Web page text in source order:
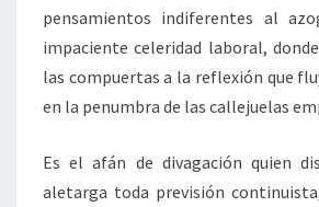
pensamientos indiferentes al
impaciente celeridad laboral,
las compuertas a la reflexión que
en la penumbra de las callejuelas
Es el afán de divagación quien
aletarga toda previsión